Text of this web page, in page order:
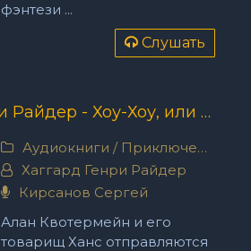
фэнтези ...
Слушать
Хаггард Генри Райдер - Хоу-Хоу, или Чудовище
Аудиокниги / Приключения
Хаггард Генри Райдер
Кирсанов Сергей
Алан Квотермейн и его
товарищ Ханс отправляются